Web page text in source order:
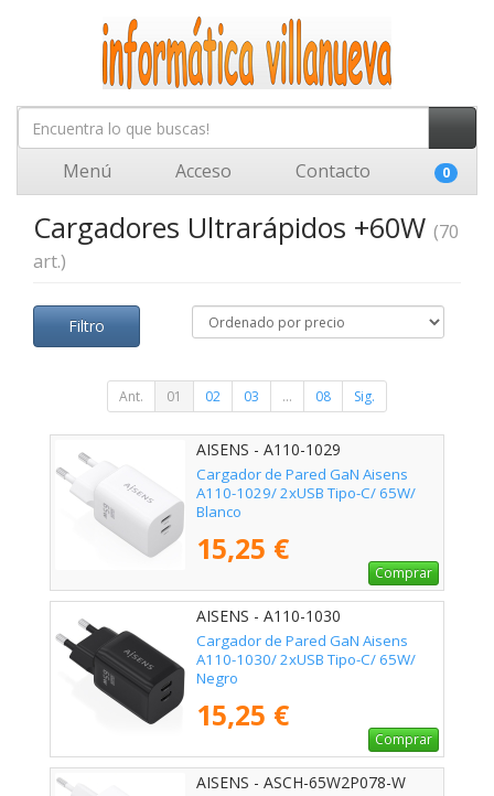
Menú Acceso Contacto 0
Cargadores Ultrarápidos +60W (70
art.)
Filtro
Ant. 01 02 03 ... 08 Sig.
AISENS - A110-1029
Cargador de Pared GaN Aisens
A110-1029/ 2xUSB Tipo-C/ 65W/
Blanco
15,25 €
Comprar
AISENS - A110-1030
Cargador de Pared GaN Aisens
A110-1030/ 2xUSB Tipo-C/ 65W/
Negro
15,25 €
Comprar
AISENS - ASCH-65W2P078-W